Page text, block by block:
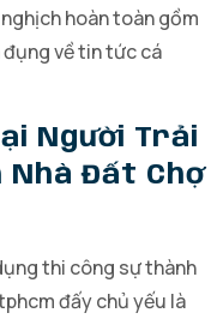
hoàn toàn gồm
về tin tức cá
Người Trải
Nhà Đất Chợ
thi công sự thành
đấy chủ yếu là